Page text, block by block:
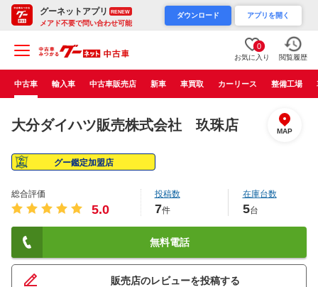
グーネットアプリ RENEW
メアド不要で問い合わせ可能
ダウンロード アプリを開く
0
お気に入り 閲覧履歴
中古車 輸入車 中古車販売店 新車 車買取 カーリース 整備工場
大分ダイハツ販売株式会社 玖珠店 MAP
グー鑑定加盟店
総合評価
5.0
投稿数
7件
在庫台数
5台
無料電話
販売店のレビューを投稿する